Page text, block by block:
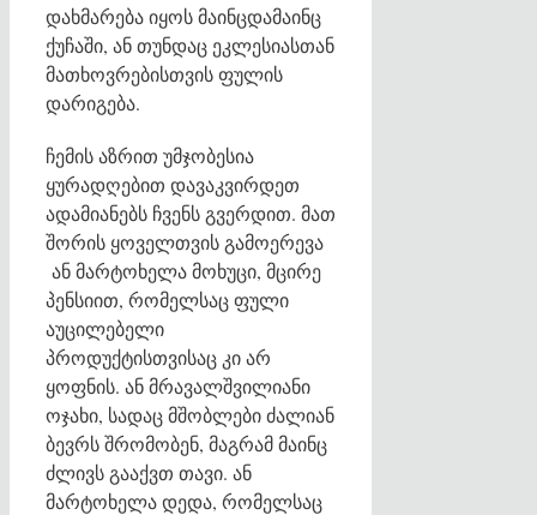
დახმარება იყოს მაინცდამაინც
ქუჩაში, ან თუნდაც ეკლესიასთან
მათხოვრებისთვის ფულის
დარიგება.
ჩემის აზრით უმჯობესია
ყურადღებით დავაკვირდეთ
ადამიანებს ჩვენს გვერდით. მათ
შორის ყოველთვის გამოერევა
ან მარტოხელა მოხუცი, მცირე
პენსიით, რომელსაც ფული
აუცილებელი
პროდუქტისთვისაც კი არ
ყოფნის. ან მრავალშვილიანი
ოჯახი, სადაც მშობლები ძალიან
ბევრს შრომობენ, მაგრამ მაინც
ძლივს გააქვთ თავი. ან
მარტოხელა დედა, რომელსაც